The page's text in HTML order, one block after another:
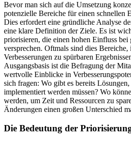
Bevor man sich auf die Umsetzung
potenzielle Bereiche für einen schnellen
Dies erfordert eine gründliche Analyse
eine klare Definition der Ziele. Es ist
priorisieren, die einen hohen Einfluss
versprechen. Oftmals sind dies
Verbesserungen zu spürbaren
Ausgangsbasis ist die Befragung der
wertvolle Einblicke in
sich fragen: Wo gibt es bereits
implementiert werden müssen? Wo
werden, um Zeit und Ressourcen zu
Änderungen einen großen Unterschied
Die Bedeutung der